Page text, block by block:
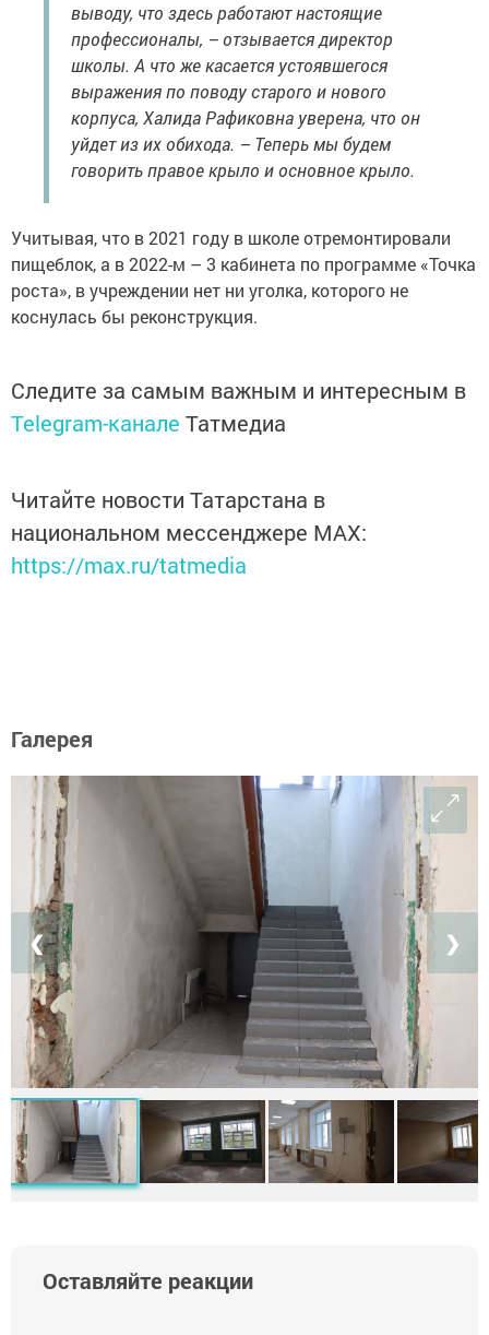
выводу, что здесь работают настоящие
профессионалы, – отзывается директор
школы. А что же касается устоявшегося
выражения по поводу старого и нового
корпуса, Халида Рафиковна уверена, что он
уйдет из их обихода. – Теперь мы будем
говорить правое крыло и основное крыло.
Учитывая, что в 2021 году в школе отремонтировали
пищеблок, а в 2022-м – 3 кабинета по программе «Точка
роста», в учреждении нет ни уголка, которого не
коснулась бы реконструкция.
Следите за самым важным и интересным в
Telegram-канале Татмедиа
Читайте новости Татарстана в
национальном мессенджере MАХ:
https://max.ru/tatmedia
Галерея
❮ ❯
Оставляйте реакции